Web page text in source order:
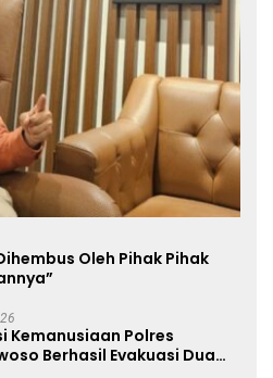
Oleh Pihak Pihak
Kemanusiaan Polres
Berhasil Evakuasi Dua